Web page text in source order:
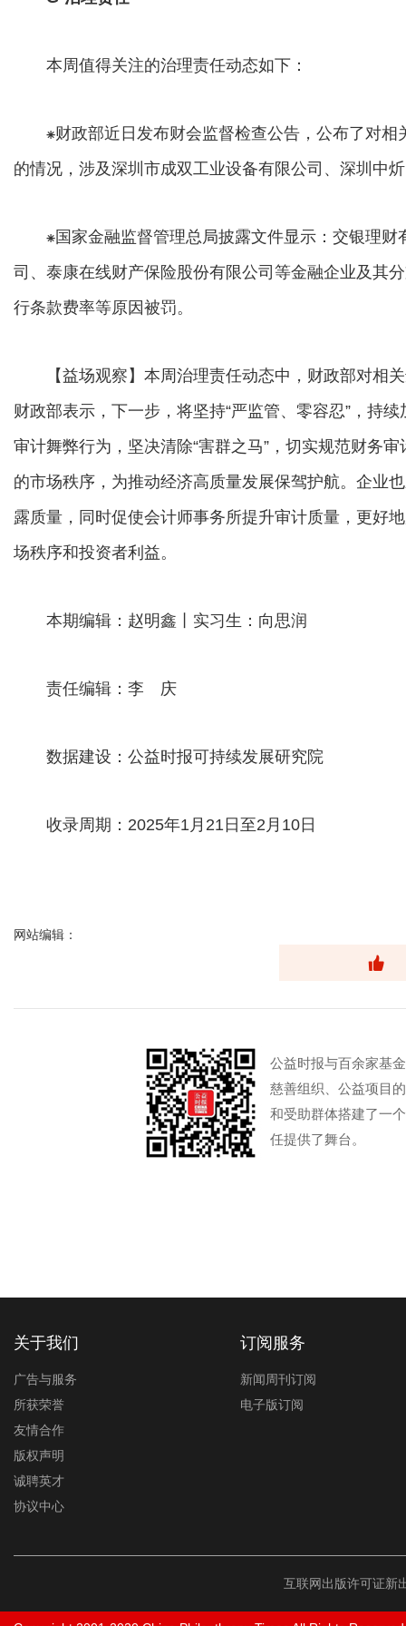
本周值得关注的治理责任动态如下：
⁕财政部近日发布财会监督检查公告，公布了对相
的情况，涉及深圳市成双工业设备有限公司、深圳中
⁕国家金融监督管理总局披露文件显示：交银理财
司、泰康在线财产保险股份有限公司等金融企业及其
行条款费率等原因被罚。
【益场观察】本周治理责任动态中，财政部对相关
财政部表示，下一步，将坚持“严监管、零容忍”，持
审计舞弊行为，坚决清除“害群之马”，切实规范财务
的市场秩序，为推动经济高质量发展保驾护航。企业
露质量，同时促使会计师事务所提升审计质量，更好
场秩序和投资者利益。
本期编辑：赵明鑫丨实习生：向思润
责任编辑：李 庆
数据建设：公益时报可持续发展研究院
收录周期：2025年1月21日至2月10日
网站编辑：
公益时报与百余家基
慈善组织、公益项目
和受助群体搭建了一
任提供了舞台。
关于我们
广告与服务
所获荣誉
友情合作
版权声明
诚聘英才
协议中心
订阅服务
新闻周刊订阅
电子版订阅
互联网出版许可证新